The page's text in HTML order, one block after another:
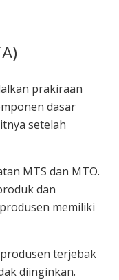
prakiraan
dasar
setelah
MTS dan MTO.
dan
memiliki
terjebak
diinginkan.